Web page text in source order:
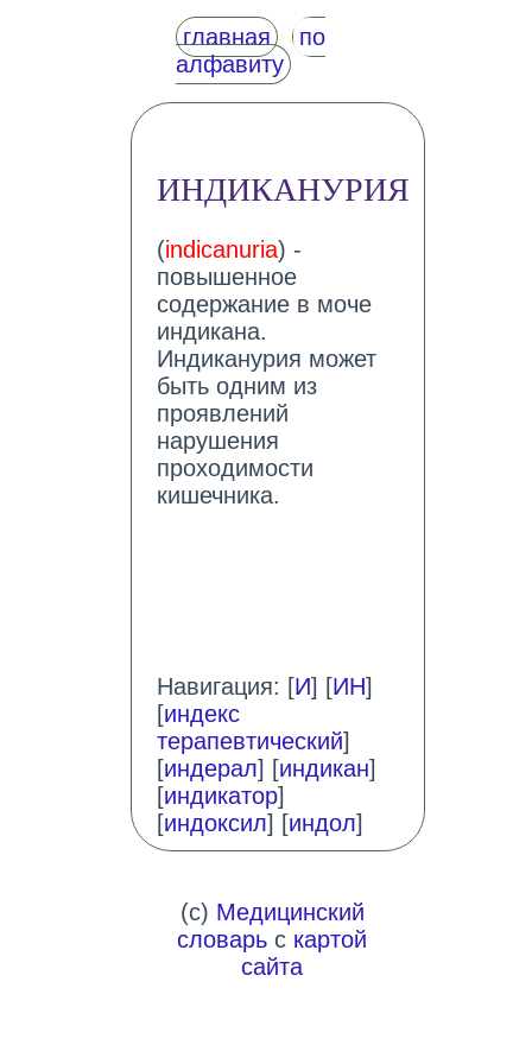
главная
по
алфавиту
ИНДИКАНУРИЯ
(indicanuria) -
повышенное
содержание в моче
индикана.
Индиканурия может
быть одним из
проявлений
нарушения
проходимости
кишечника.
Навигация: [И] [ИН]
[индекс
терапевтический]
[индерал] [индикан]
[индикатор]
[индоксил] [индол]
(c) Медицинский
словарь с картой
сайта